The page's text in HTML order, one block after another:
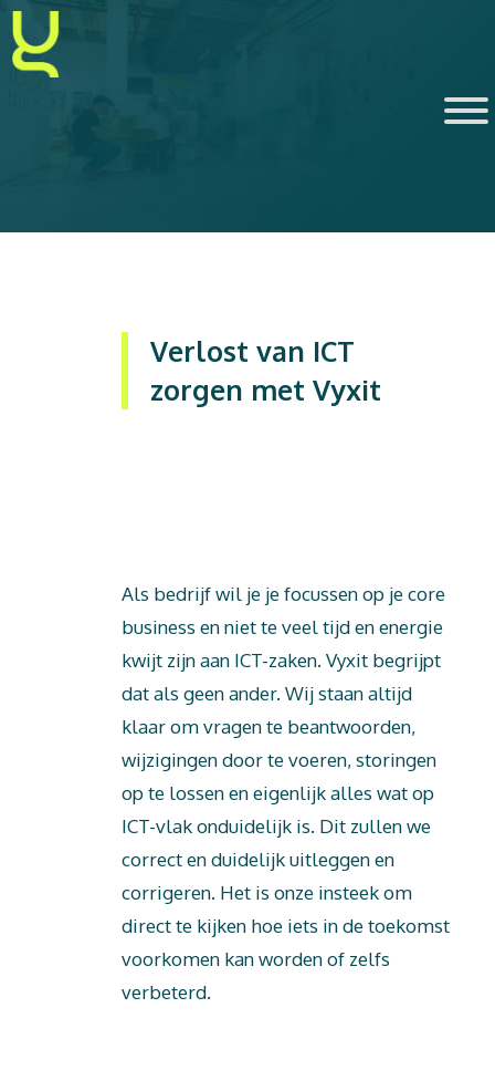
Ga
naar
de
Verlost van ICT
zorgen met Vyxit
Als bedrijf wil je je focussen op je core
business en niet te veel tijd en energie
kwijt zijn aan ICT-zaken. Vyxit begrijpt
dat als geen ander. Wij staan altijd
klaar om vragen te beantwoorden,
wijzigingen door te voeren, storingen
op te lossen en eigenlijk alles wat op
ICT-vlak onduidelijk is. Dit zullen we
correct en duidelijk uitleggen en
corrigeren. Het is onze insteek om
direct te kijken hoe iets in de toekomst
voorkomen kan worden of zelfs
verbeterd.